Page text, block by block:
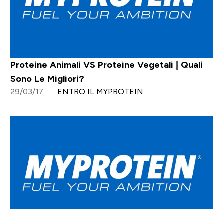
Proteine Animali VS Proteine Vegetali | Quali
Sono Le Migliori?
29/03/17 ENTRO IL MYPROTEIN